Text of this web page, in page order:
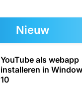
Nieuw
YouTube als webapp
installeren in
10